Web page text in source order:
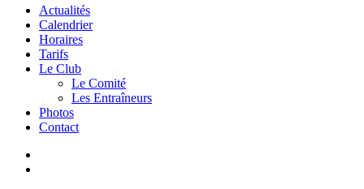
Actualités
Calendrier
Horaires
Tarifs
Le Club
Le Comité
Les Entraîneurs
Photos
Contact